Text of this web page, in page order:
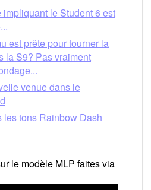
le Student 6 est
est prête pour tourner la
la S9? Pas vraiment
venue dans le
les tons Rainbow Dash
le modèle MLP faites via